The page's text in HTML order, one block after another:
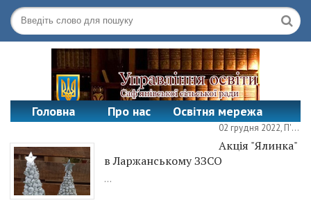
Головна Про нас
Освітня мережа
02 грудня 2022, П'ятниця
Акція "Ялинка"
в Ларжанському ЗЗСО
...